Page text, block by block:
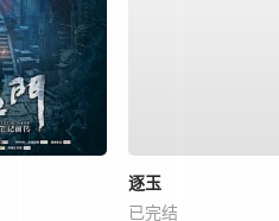
逐玉
已完结